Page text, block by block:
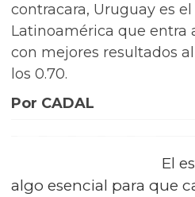
contracara, Uruguay es
Latinoamérica que entra
con mejores resultados
los 0.70.
Por CADAL
El
algo esencial para que